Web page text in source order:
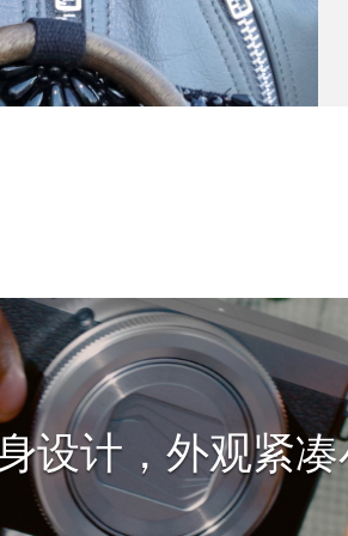
设计，外观紧